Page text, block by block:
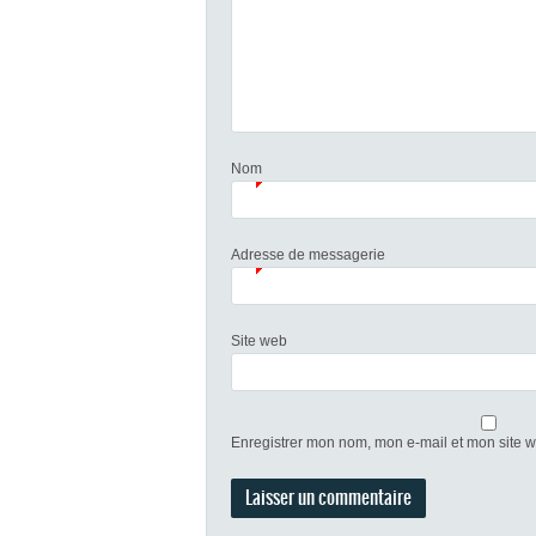
Nom
Adresse de messagerie
Site web
Enregistrer mon nom, mon e-mail et mon site